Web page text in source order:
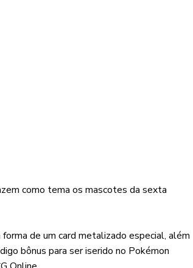
como tema os mascotes da sexta
forma de um card metalizado especial, além
bônus para ser iserido no Pokémon